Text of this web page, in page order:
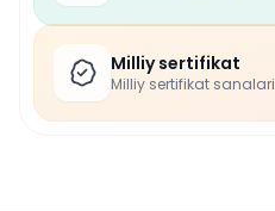
Milliy sertifikat
Milliy sertifikat sanalari